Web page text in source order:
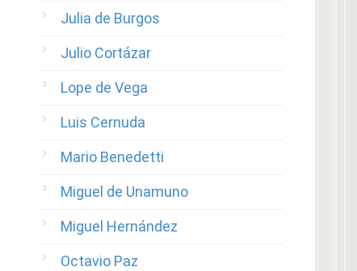
Julia de Burgos
Julio Cortázar
Lope de Vega
Luis Cernuda
Mario Benedetti
Miguel de Unamuno
Miguel Hernández
Octavio Paz